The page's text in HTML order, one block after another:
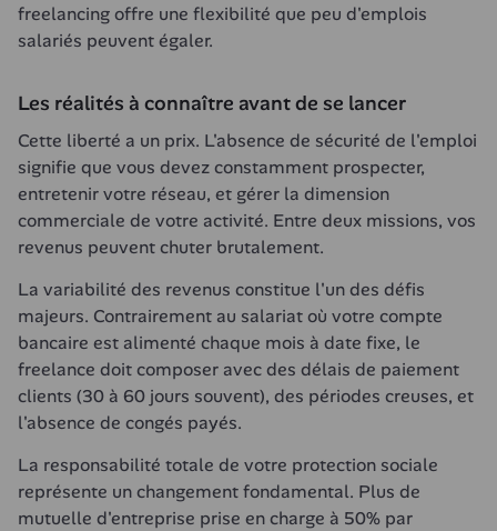
freelancing offre une flexibilité que peu d'emplois
salariés peuvent égaler.
Les réalités à connaître avant de se lancer
Cette liberté a un prix. L'absence de sécurité de l'emploi
signifie que vous devez constamment prospecter,
entretenir votre réseau, et gérer la dimension
commerciale de votre activité. Entre deux missions, vos
revenus peuvent chuter brutalement.
La variabilité des revenus constitue l'un des défis
majeurs. Contrairement au salariat où votre compte
bancaire est alimenté chaque mois à date fixe, le
freelance doit composer avec des délais de paiement
clients (30 à 60 jours souvent), des périodes creuses, et
l'absence de congés payés.
La responsabilité totale de votre protection sociale
représente un changement fondamental. Plus de
mutuelle d'entreprise prise en charge à 50% par